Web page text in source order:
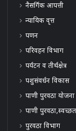
नैसर्गिक आपत्ती
न्यायिक वृत्त
पणन
परिवहन विभाग
पर्यटन व तीर्थक्षेत्र
पशुसंवर्धन विकास
पाणी पुरवठा योजना
पाणी
पुरवठा विभाग